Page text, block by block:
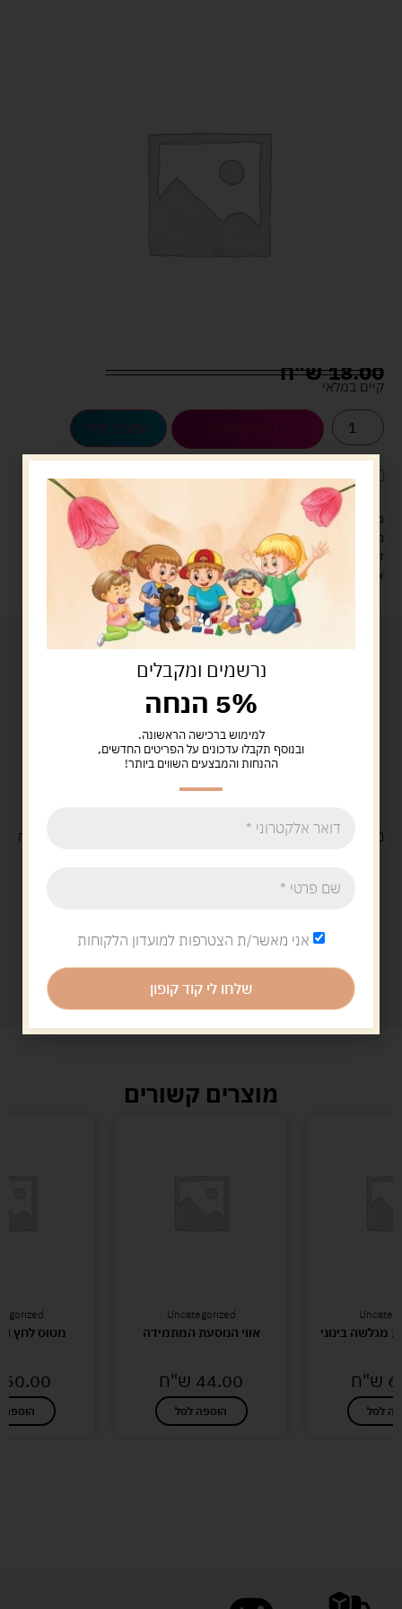
18.00ש"ח
קיים במלאי
הוספה לסל
לארוז את המוצר באריזת מתנה5.00 ש"ח ?
מעל 329 ש"ח, משלוח עם שליח עד הבית חינם! – 0 ₪
משלוח עם שליח עד הבית: 29 ש"ח
זמן אספקה: עד 4 ימי עסקים.
איסוף עצמי: מ"ביתר טויס" רחוב בניין דוד 18, ביתר עילית.
משלוח חינםבקנייה מעל 329 ש"ח
מוצרים קשורים
מגלשה בינוני
ש"ח
לסל
Uncategorized
אווי הנוסעת המתמידה
44.00 ש"ח
הוספה לסל
מטוס לחץ
50.00
הוספה
נרשמים ומקבלים
5% הנחה
למימוש ברכישה הראשונה.
ובנוסף תקבלו עדכונים על הפריטים החדשים,
ההנחות והמבצעים השווים ביותר!
אני מאשר/ת הצטרפות למועדון הלקוחות
שלחו לי קוד קופון